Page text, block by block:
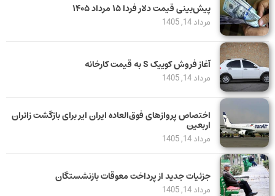
پیش‌بینی قیمت دلار فردا ۱۵ مرداد ۱۴۰۵
مرداد 14, 1405
آغاز فروش کوییک S به قیمت کارخانه
مرداد 14, 1405
اختصاص پروازهای فوق‌العاده ایران ایر برای بازگشت زائران
اربعین
مرداد 14, 1405
جزئیات جدید از پرداخت معوقات بازنشستگان
مرداد 14, 1405